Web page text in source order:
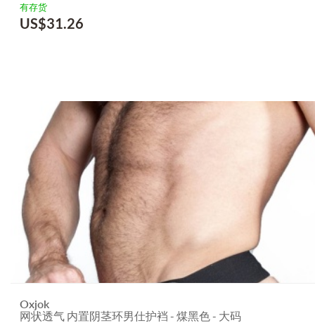
有存货
US$31.26
Oxjok
网状透气 内置阴茎环男仕护裆 - 煤黑色 - 大码